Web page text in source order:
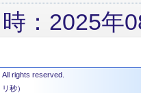
：2025年
All rights reserved.
秒）